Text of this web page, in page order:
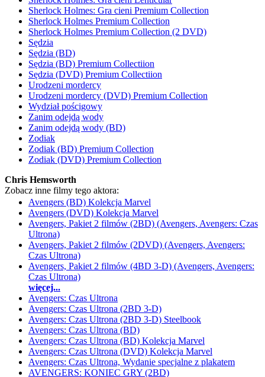
Sherlock Holmes: Gra cieni Premium Collection
Sherlock Holmes Premium Collection
Sherlock Holmes Premium Collection (2 DVD)
Sędzia
Sędzia (BD)
Sędzia (BD) Premium Collectiion
Sędzia (DVD) Premium Collectiion
Urodzeni mordercy
Urodzeni mordercy (DVD) Premium Collection
Wydział pościgowy
Zanim odejdą wody
Zanim odejdą wody (BD)
Zodiak
Zodiak (BD) Premium Collection
Zodiak (DVD) Premium Collection
Chris Hemsworth
Zobacz inne filmy tego aktora:
Avengers (BD) Kolekcja Marvel
Avengers (DVD) Kolekcja Marvel
Avengers, Pakiet 2 filmów (2BD) (Avengers, Avengers: Czas
Ultrona)
Avengers, Pakiet 2 filmów (2DVD) (Avengers, Avengers:
Czas Ultrona)
Avengers, Pakiet 2 filmów (4BD 3-D) (Avengers, Avengers:
Czas Ultrona)
więcej...
Avengers: Czas Ultrona
Avengers: Czas Ultrona (2BD 3-D)
Avengers: Czas Ultrona (2BD 3-D) Steelbook
Avengers: Czas Ultrona (BD)
Avengers: Czas Ultrona (BD) Kolekcja Marvel
Avengers: Czas Ultrona (DVD) Kolekcja Marvel
Avengers: Czas Ultrona, Wydanie specjalne z plakatem
AVENGERS: KONIEC GRY (2BD)